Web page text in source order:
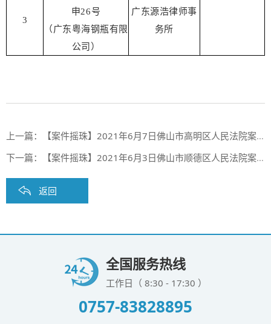
3
申26号
（广东粤海钢瓶有限
公司）
广东源浩律师事
务所
上一篇：
【案件摇珠】2021年6月7日佛山市高明区人民法院案件摇珠结果
下一篇：
【案件摇珠】2021年6月3日佛山市顺德区人民法院案件摇珠结果公布
返回
全国服务热线
工作日（ 8:30 - 17:30 ）
0757-83828895